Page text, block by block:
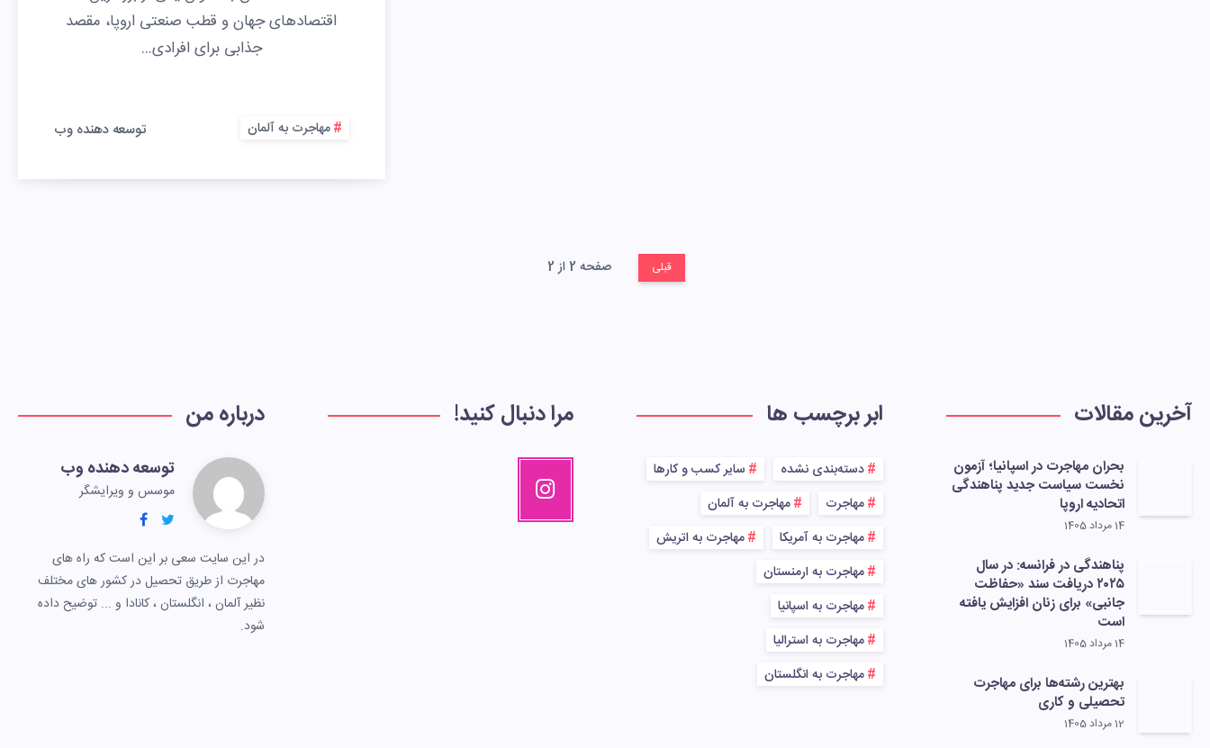
اقتصادهای جهان و قطب صنعتی اروپا، مقصد
جذابی برای افرادی…
مهاجرت به آلمان توسعه دهنده وب
قبلی صفحه 2 از 2
آخرین مقالات
بحران مهاجرت در اسپانیا؛ آزمون
نخست سیاست جدید پناهندگی
اتحادیه اروپا
14 مرداد 1405
پناهندگی در فرانسه: در سال
۲۰۲۵ دریافت سند «حفاظت
جانبی» برای زنان افزایش یافته
است
14 مرداد 1405
بهترین رشته‌ها برای مهاجرت
تحصیلی و کاری
12 مرداد 1405
ابر برچسب ها
دسته‌بندی نشده
سایر کسب و کارها
مهاجرت
مهاجرت به آلمان
مهاجرت به آمریکا
مهاجرت به اتریش
مهاجرت به ارمنستان
مهاجرت به اسپانیا
مهاجرت به استرالیا
مهاجرت به انگلستان
مرا دنبال کنید! درباره من
توسعه دهنده وب
موسس و ویرایشگر
در این سایت سعی بر این است که راه های
مهاجرت از طریق تحصیل در کشور های مختلف
نظیر آلمان ، انگلستان ، کانادا و ... توضیح داده
شود.